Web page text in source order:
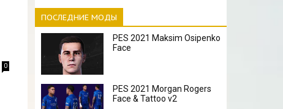
0
ПОСЛЕДНИЕ МОДЫ
PES 2021 Maksim Osipenko
Face
PES 2021 Morgan Rogers
Face & Tattoo v2